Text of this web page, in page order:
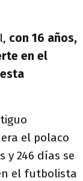
con 16 años,
en el
el polaco
y 246 días se
el futbolista